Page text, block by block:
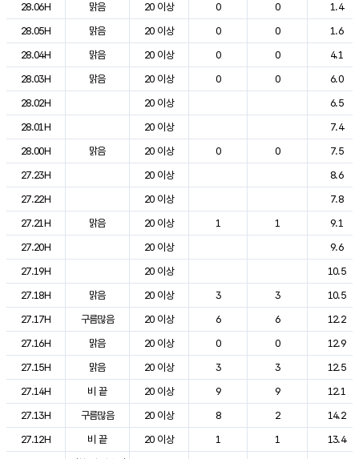
28.06H
맑음 20 이상 0 0
1.4
28.05H
맑음 20 이상 0 0
1.6
28.04H
맑음 20 이상 0 0
4.1
28.03H
맑음 20 이상 0 0
6.0
28.02H
20 이상
6.5
28.01H
20 이상
7.4
28.00H
맑음 20 이상 0 0
7.5
27.23H
20 이상
8.6
27.22H
20 이상
7.8
27.21H
맑음 20 이상 1 1
9.1
27.20H
20 이상
9.6
27.19H
20 이상
10.5
27.18H
맑음 20 이상 3 3
10.5
27.17H
구름많음 20 이상 6 6
12.2
27.16H
맑음 20 이상 0 0
12.9
27.15H
맑음 20 이상 3 3
12.5
27.14H
비 끝 20 이상 9 9
12.1
27.13H
구름많음 20 이상 8 2
14.2
27.12H
비 끝 20 이상 1 1
13.4